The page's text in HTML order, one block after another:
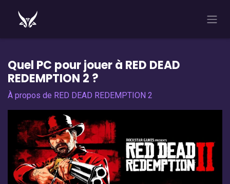
Quel PC pour jouer à RED DEAD
REDEMPTION 2 ?
À propos de RED DEAD REDEMPTION 2